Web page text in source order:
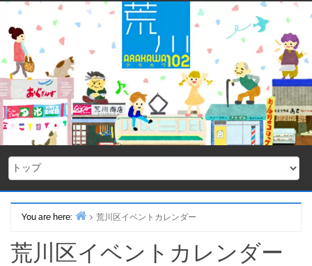
Skip
content
You are here:
荒川区イベントカレンダー
荒川区イベントカレンダー